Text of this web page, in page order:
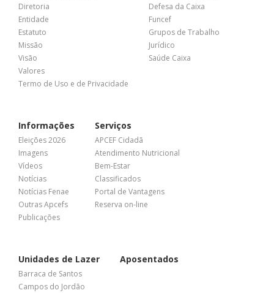
Diretoria
Entidade
Estatuto
Missão
Visão
Valores
Termo de Uso e de Privacidade
Defesa da Caixa
Funcef
Grupos de Trabalho
Jurídico
Saúde Caixa
Informações
Eleições 2026
Imagens
Vídeos
Notícias
Notícias Fenae
Outras Apcefs
Publicações
Serviços
APCEF Cidadã
Atendimento Nutricional
Bem-Estar
Classificados
Portal de Vantagens
Reserva on-line
Unidades de Lazer
Barraca de Santos
Campos do Jordão
Aposentados